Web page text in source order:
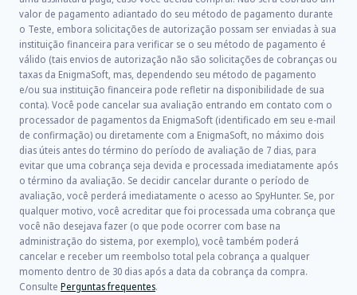
valor de pagamento adiantado do seu método de pagamento durante
o Teste, embora solicitações de autorização possam ser enviadas à sua
instituição financeira para verificar se o seu método de pagamento é
válido (tais envios de autorização não são solicitações de cobranças ou
taxas da EnigmaSoft, mas, dependendo seu método de pagamento
e/ou sua instituição financeira pode refletir na disponibilidade de sua
conta). Você pode cancelar sua avaliação entrando em contato com o
processador de pagamentos da EnigmaSoft (identificado em seu e-mail
de confirmação) ou diretamente com a EnigmaSoft, no máximo dois
dias úteis antes do término do período de avaliação de 7 dias, para
evitar que uma cobrança seja devida e processada imediatamente após
o término da avaliação. Se decidir cancelar durante o período de
avaliação, você perderá imediatamente o acesso ao SpyHunter. Se, por
qualquer motivo, você acreditar que foi processada uma cobrança que
você não desejava fazer (o que pode ocorrer com base na
administração do sistema, por exemplo), você também poderá
cancelar e receber um reembolso total pela cobrança a qualquer
momento dentro de 30 dias após a data da cobrança da compra.
Consulte Perguntas frequentes.